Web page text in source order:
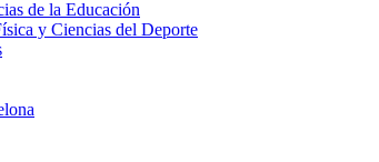
de la Educación
y Ciencias del Deporte